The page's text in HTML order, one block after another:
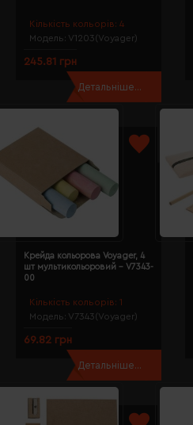
Кількість кольорів: 4
Модель: V1203(Voyager)
245.81 грн
Детальніше...
Кількість кольорів: 1
Модель: V7343(Voyager)
Крейда кольорова Voyager, 4
шт мультикольоровий - V7343-
00
69.82 грн
Детальніше...